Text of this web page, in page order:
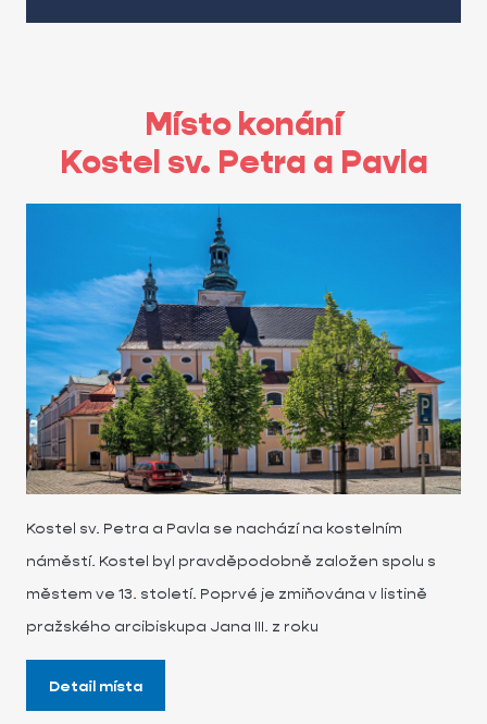
Místo konání
Kostel sv. Petra a Pavla
Kostel sv. Petra a Pavla se nachází na kostelním
náměstí. Kostel byl pravděpodobně založen spolu s
městem ve 13. století. Poprvé je zmiňována v listině
pražského arcibiskupa Jana III. z roku
Detail místa